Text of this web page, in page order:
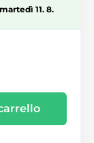
11. 8.